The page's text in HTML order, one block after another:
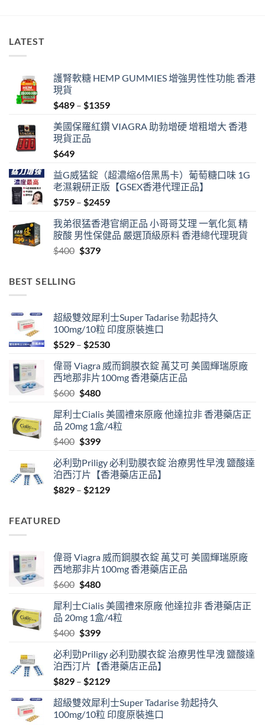
LATEST
護腎軟糖 HEMP GUMMIES 增強男性性功能 香港
現貨
$489 – $1359Price
$489
美國保羅紅鑽 VIAGRA 助勃增硬 增粗增大 香港
現貨正品
$649
益G威猛錠（超濃縮6倍黑馬卡）葡萄糖口味 1G
老濕親研正版【GSEX香港代理正品】
$759 – $2459Price
$759
through
我弟很猛香港官網正品 小哥哥艾理 一氧化氮 精
胺酸 男性保健品 嚴選頂級原料 香港總代理現貨
$400 Original
$379Current
BEST SELLING
超級雙效犀利士Super Tadarise 勃起持久
100mg/10粒 印度原裝進口
$529 – $2530Price
$529
through
偉哥 Viagra 威而鋼膜衣錠 萬艾可 美國輝瑞原廠
西地那非片100mg 香港藥店正品
$600 Original
was:
$600.
$480Current
is:
$480.
犀利士Cialis 美國禮來原廠 他達拉非 香港藥店正
品 20mg 1盒/4粒
$400 Original
was:
$400.
$399Current
is:
$399.
必利勁Priligy 必利勁膜衣錠 治療男性早洩 鹽酸達
泊西汀片【香港藥店正品】
$829 – $2129Price
FEATURED
偉哥 Viagra 威而鋼膜衣錠 萬艾可 美國輝瑞原廠
西地那非片100mg 香港藥店正品
$600 Original
was:
$600.
$480Current
is:
$480.
犀利士Cialis 美國禮來原廠 他達拉非 香港藥店正
品 20mg 1盒/4粒
$400 Original
was:
$400.
$399Current
is:
$399.
必利勁Priligy 必利勁膜衣錠 治療男性早洩 鹽酸達
泊西汀片【香港藥店正品】
$829 – $2129Price
$829
through
超級雙效犀利士Super Tadarise 勃起持久
100mg/10粒 印度原裝進口